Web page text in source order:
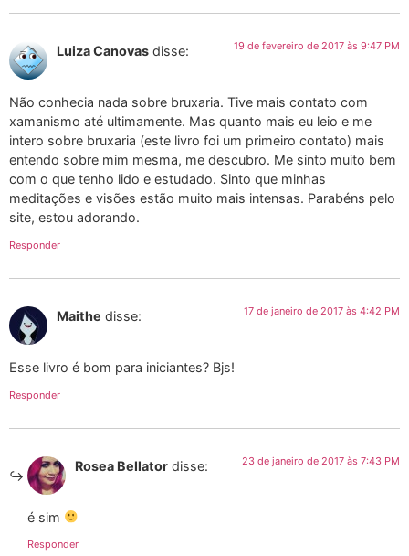
Luiza Canovas disse: 19 de fevereiro de 2017 às 9:47 PM
Não conhecia nada sobre bruxaria. Tive mais contato com
xamanismo até ultimamente. Mas quanto mais eu leio e me
intero sobre bruxaria (este livro foi um primeiro contato) mais
entendo sobre mim mesma, me descubro. Me sinto muito bem
com o que tenho lido e estudado. Sinto que minhas
meditações e visões estão muito mais intensas. Parabéns pelo
site, estou adorando.
Responder
Maithe disse: 17 de janeiro de 2017 às 4:42 PM
Esse livro é bom para iniciantes? Bjs!
Responder
Rosea Bellator disse: 23 de janeiro de 2017 às 7:43 PM
é sim
Responder